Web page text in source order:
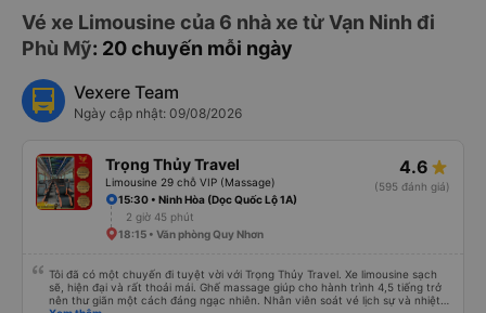
Vé xe Limousine của 6 nhà xe từ Vạn Ninh đi
Phù Mỹ: 20 chuyến mỗi ngày
Vexere Team
Ngày cập nhật: 09/08/2026
Trọng Thủy Travel
Limousine 29 chỗ VIP (Massage)
4.6
(595 đánh giá)
15:30 • Ninh Hòa (Dọc Quốc Lộ 1A)
2 giờ 45 phút
18:15 • Văn phòng Quy Nhơn
Tôi đã có một chuyến đi tuyệt vời với Trọng Thủy Travel. Xe limousine sạch
sẽ, hiện đại và rất thoải mái. Ghế massage giúp cho hành trình 4,5 tiếng trở
nên thư giãn một cách đáng ngạc nhiên. Nhân viên soát vé lịch sự và nhiệt